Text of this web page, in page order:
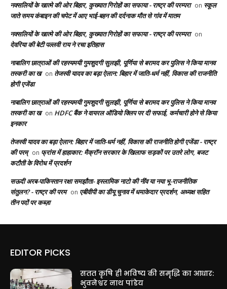
नक्सलियों के खात्मे की ओर बिहार, कुख्यात गिरोहों का सफाया - राष्ट्र की परम्परा on स्कूल
जाते समय कंबाइन की चपेट में आए भाई-बहन की दर्दनाक मौत से गांव में मातम
नक्सलियों के खात्मे की ओर बिहार, कुख्यात गिरोहों का सफाया - राष्ट्र की परम्परा on
देवरिया की बेटी पल्लवी राय ने रचा इतिहास
नाबालिग छात्राओं की रहस्यमयी गुमशुदगी सुलझी, पूर्णिया से बरामद कर पुलिस ने किया मानव
तस्करी का ख on तेजस्वी यादव का बड़ा ऐलान: बिहार में जाति-धर्म नहीं, विकास की राजनीति
होगी एजेंडा
नाबालिग छात्राओं की रहस्यमयी गुमशुदगी सुलझी, पूर्णिया से बरामद कर पुलिस ने किया मानव
तस्करी का ख on HDFC बैंक ने वायरल ऑडियो क्लिप पर दी सफाई, कर्मचारी होने से किया
इनकार
तेजस्वी यादव का बड़ा ऐलान: बिहार में जाति-धर्म नहीं, विकास की राजनीति होगी एजेंडा - राष्ट्र
की परम् on फ्रांस में हाहाकार: मैक्रॉन सरकार के खिलाफ सड़कों पर उतरे लोग, बजट
कटौती के विरोध में प्रदर्शन
सऊदी अरब-पाकिस्तान रक्षा समझौता- इस्लामिक नाटो की नींव या नया भू-राजनीतिक
संतुलन? - राष्ट्र की परम on एबीवीपी का डीयू चुनाव में धमाकेदार प्रदर्शन, अध्यक्ष सहित
तीन पदों पर कब्ज़ा
EDITOR PICKS
सतत कृषि ही भविष्य की समृद्धि का आधार:
भुवनेश्वर नाथ पांडेय